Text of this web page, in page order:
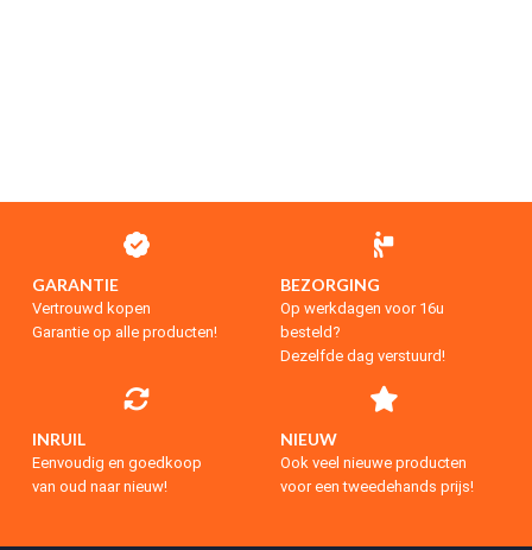
GARANTIE
Vertrouwd kopen
Garantie op alle producten!
BEZORGING
Op werkdagen voor 16u
besteld?
Dezelfde dag verstuurd!
INRUIL
Eenvoudig en goedkoop
van oud naar nieuw!
NIEUW
Ook veel nieuwe producten
voor een tweedehands prijs!